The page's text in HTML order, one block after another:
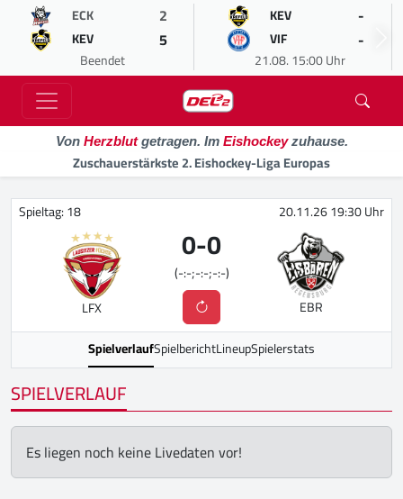
ECK 2
KEV 5
Beendet
KEV -
VIF -
21.08. 15:00 Uhr
Von Herzblutgetragen. Im Eishockeyzuhause.
Zuschauerstärkste 2. Eishockey-Liga Europas
Spieltag: 18 20.11.26 19:30 Uhr
LFX
0-0
(-:-;-:-;-:-)
EBR
SpielverlaufSpielberichtLineupSpielerstats
SPIELVERLAUF
Es liegen noch keine Livedaten vor!